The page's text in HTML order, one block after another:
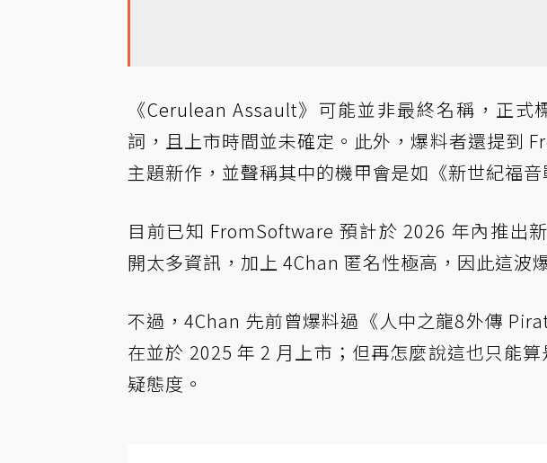
《Cerulean Assault》可能並非最終名稱，正
詞，且上市時間並未確定。此外，爆料者還提到
主題新作，並聲稱其中的機甲會是如《新世紀福
目前已知 FromSoftware 預計於 2026 年內推出
開太多資訊，加上 4Chan 匿名性極高，因此這波
不過，4Chan 先前曾爆料過《人中之龍8外傳
在並於 2025 年 2 月上市；但再怎麼說這也只能
疑態度。